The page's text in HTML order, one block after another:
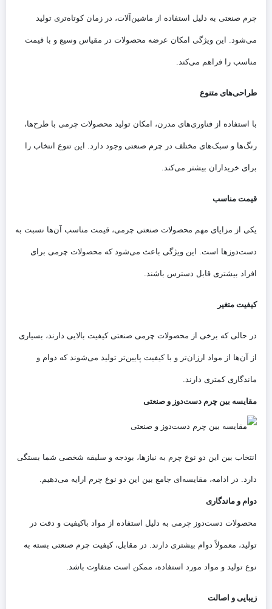
چرم صنعتی به دلیل استفاده از ماشین‌آلات، در زمان کوتاه‌تری تولید
می‌شود. این ویژگی امکان عرضه محصولات در مقیاس وسیع و با قیمت
مناسب را فراهم می‌کند.
طراحی‌های متنوع
با استفاده از فناوری‌های مدرن، امکان تولید محصولات چرمی با طرح‌ها،
رنگ‌ها و سبک‌های مختلف در چرم صنعتی وجود دارد. این تنوع انتخاب را
برای خریداران بیشتر می‌کند.
قیمت مناسب
یکی از مزایای مهم محصولات صنعتی چرمی، قیمت مناسب آن‌ها نسبت به
دست‌دوزها است. این ویژگی باعث می‌شود که محصولات چرمی برای
افراد بیشتری قابل دسترس باشند.
کیفیت متغیر
در حالی که برخی از محصولات چرمی صنعتی کیفیت بالایی دارند، بسیاری
از آن‌ها از مواد ارزان‌تر و با کیفیت پایین‌تر تولید می‌شوند که دوام و
ماندگاری کمتری دارند.
مقایسه بین چرم دست‌دوز و صنعتی
انتخاب بین این دو نوع چرم به نیازها، بودجه و سلیقه شخصی شما بستگی
دارد. در ادامه، مقایسه‌ای جامع بین این دو نوع چرم ارایه می‌دهیم.
دوام و ماندگاری
محصولات دست‌دوز چرمی به دلیل استفاده از مواد باکیفیت و دقت در
تولید، معمولاً دوام بیشتری دارند. در مقابل، کیفیت چرم صنعتی بسته به
نوع تولید و مواد مورد استفاده، ممکن است متفاوت باشد.
زیبایی و اصالت